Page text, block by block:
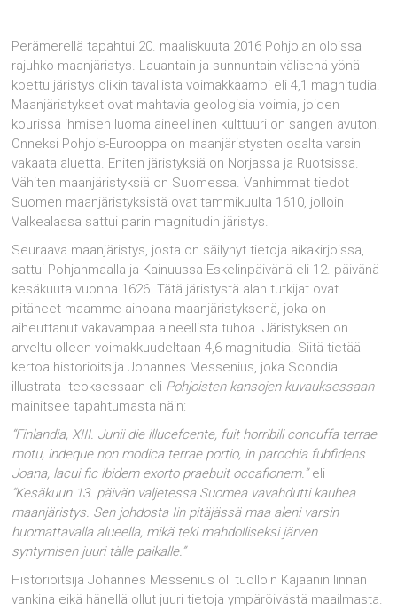
Perämerellä tapahtui 20. maaliskuuta 2016 Pohjolan oloissa
rajuhko maanjäristys. Lauantain ja sunnuntain välisenä yönä
koettu järistys olikin tavallista voimakkaampi eli 4,1 magnitudia.
Maanjäristykset ovat mahtavia geologisia voimia, joiden
kourissa ihmisen luoma aineellinen kulttuuri on sangen avuton.
Onneksi Pohjois-Eurooppa on maanjäristysten osalta varsin
vakaata aluetta. Eniten järistyksiä on Norjassa ja Ruotsissa.
Vähiten maanjäristyksiä on Suomessa. Vanhimmat tiedot
Suomen maanjäristyksistä ovat tammikuulta 1610, jolloin
Valkealassa sattui parin magnitudin järistys.
Seuraava maanjäristys, josta on säilynyt tietoja aikakirjoissa,
sattui Pohjanmaalla ja Kainuussa Eskelinpäivänä eli 12. päivänä
kesäkuuta vuonna 1626. Tätä järistystä alan tutkijat ovat
pitäneet maamme ainoana maanjäristyksenä, joka on
aiheuttanut vakavampaa aineellista tuhoa. Järistyksen on
arveltu olleen voimakkuudeltaan 4,6 magnitudia. Siitä tietää
kertoa historioitsija Johannes Messenius, joka Scondia
illustrata -teoksessaan eli Pohjoisten kansojen kuvauksessaan
mainitsee tapahtumasta näin:
“Finlandia, XIII. Junii die illucefcente, fuit horribili concuffa terrae
motu, indeque non modica terrae portio, in parochia fubfidens
Joana, lacui fic ibidem exorto praebuit occafionem.”eli
“Kesäkuun 13. päivän valjetessa Suomea vavahdutti kauhea
maanjäristys. Sen johdosta Iin pitäjässä maa aleni varsin
huomattavalla alueella, mikä teki mahdolliseksi järven
syntymisen juuri tälle paikalle.”
Historioitsija Johannes Messenius oli tuolloin Kajaanin linnan
vankina eikä hänellä ollut juuri tietoja ympäröivästä maailmasta.